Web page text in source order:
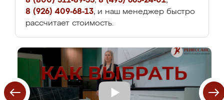
8 (926) 409-68-13, и наш менеджер быстро
рассчитает стоимость.